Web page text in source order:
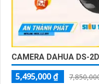
CAMERA DAHUA DS-
5,495,000 ₫